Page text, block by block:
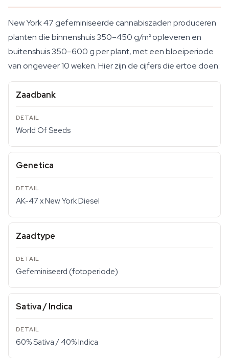
New York 47 gefeminiseerde cannabiszaden produceren
planten die binnenshuis 350–450 g/m² opleveren en
buitenshuis 350–600 g per plant, met een bloeiperiode
van ongeveer 10 weken. Hier zijn de cijfers die ertoe doen:
Zaadbank
World Of Seeds
Genetica
AK-47 x New York Diesel
Zaadtype
Gefeminiseerd (fotoperiode)
Sativa / Indica
60% Sativa / 40% Indica